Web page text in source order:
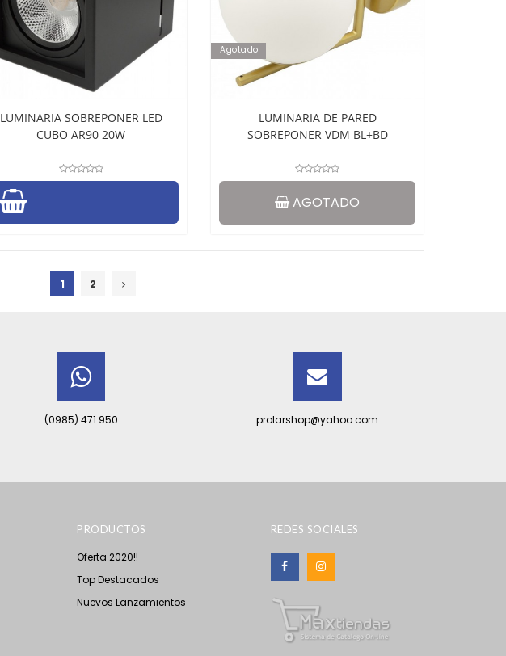
LUMINARIA SOBREPONER LED
CUBO AR90 20W
Agotado
LUMINARIA DE PARED
SOBREPONER VDM BL+BD
AGOTADO
1 2
(0985) 471 950 prolarshop@yahoo.com
PRODUCTOS
Oferta 2020!!
Top Destacados
Nuevos Lanzamientos
REDES SOCIALES